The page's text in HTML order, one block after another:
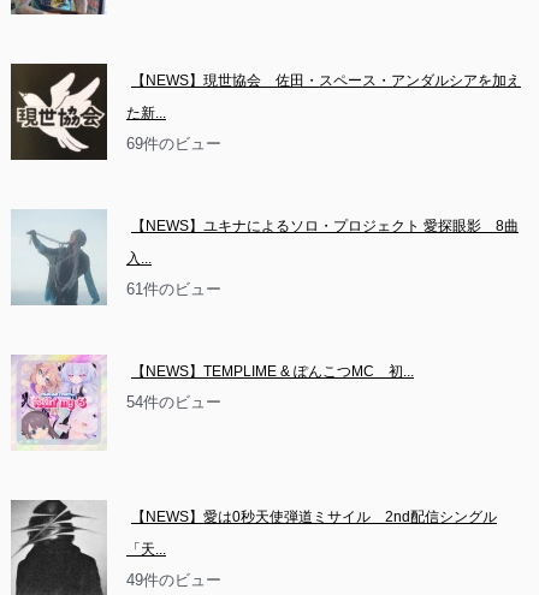
【NEWS】現世協会　佐田・スペース・アンダルシアを加え
た新...
69件のビュー
【NEWS】ユキナによるソロ・プロジェクト 愛探眼影　8曲
入...
61件のビュー
【NEWS】TEMPLIME & ぽんこつMC　初...
54件のビュー
【NEWS】愛は0秒天使弾道ミサイル　2nd配信シングル
「天...
49件のビュー